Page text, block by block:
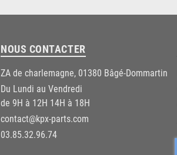
NOUS CONTACTER
ZA de charlemagne, 01380 Bâgé-Dommartin
Du Lundi au Vendredi
de 9H à 12H 14H à 18H
contact@kpx-parts.com
03.85.32.96.74